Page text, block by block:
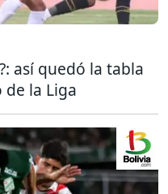
así quedó la tabla
la Liga